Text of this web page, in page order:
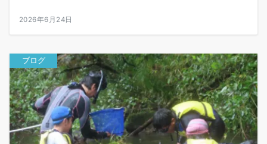
2026年6月24日
ブログ